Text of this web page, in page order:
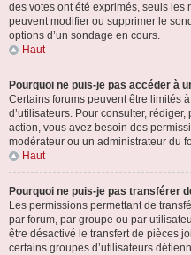
des votes ont été exprimés, seuls les
peuvent modifier ou supprimer le
options d’un sondage en cours.
Haut
Pourquoi ne puis-je pas accéder à
Certains forums peuvent être limités
d’utilisateurs. Pour consulter,
action, vous avez besoin des
modérateur ou un administrateur du
Haut
Pourquoi ne puis-je pas transférer
Les permissions permettant de
par forum, par groupe ou par
être désactivé le transfert de pièces
certains groupes d’utilisateurs